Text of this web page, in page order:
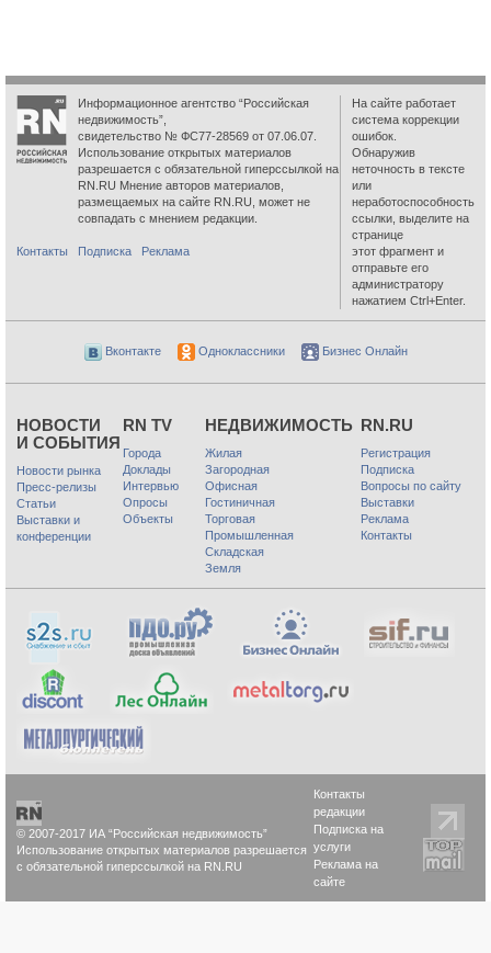
Информационное агентство “Российская
недвижимость”,
свидетельство № ФС77-28569 от 07.06.07.
Использование открытых материалов
разрешается с обязательной гиперссылкой на
RN.RU Мнение авторов материалов,
размещаемых на сайте RN.RU, может не
совпадать с мнением редакции.
Контакты Подписка Реклама
На сайте работает
система коррекции
ошибок.
Обнаружив
неточность в тексте
или
неработоспособность
ссылки, выделите на
странице
этот фрагмент и
отправьте его
администратору
нажатием Ctrl+Enter.
Вконтакте Одноклассники Бизнес Онлайн
НОВОСТИ
И СОБЫТИЯ
Новости рынка
Пресс-релизы
Статьи
Выставки и
конференции
RN TV
Города
Доклады
Интервью
Опросы
Объекты
НЕДВИЖИМОСТЬ
Жилая
Загородная
Офисная
Гостиничная
Торговая
Промышленная
Складская
Земля
RN.RU
Регистрация
Подписка
Вопросы по сайту
Выставки
Реклама
Контакты
© 2007-2017 ИА “Российская недвижимость”
Использование открытых материалов разрешается
с обязательной гиперссылкой на RN.RU
Контакты
редакции
Подписка на
услуги
Реклама на
сайте